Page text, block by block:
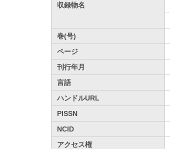
収録物名
巻(号)
ページ
刊行年月
言語
ハンドルURL
PISSN
NCID
アクセス権